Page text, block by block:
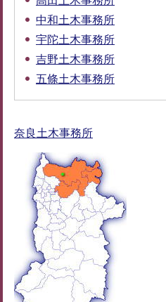
中和土木事務所
宇陀土木事務所
吉野土木事務所
五條土木事務所
奈良土木事務所